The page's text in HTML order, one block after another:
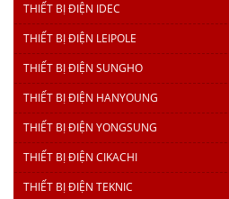
THIẾT BỊ ĐIỆN IDEC
THIẾT BỊ ĐIỆN LEIPOLE
THIẾT BỊ ĐIỆN SUNGHO
THIẾT BỊ ĐIỆN HANYOUNG
THIẾT BỊ ĐIỆN YONGSUNG
THIẾT BỊ ĐIỆN CIKACHI
THIẾT BỊ ĐIỆN TEKNIC